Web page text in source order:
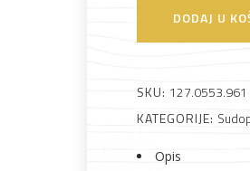
Rasvjeta
45
količina
DODAJ U
SKU: 127.0553.961
KATEGORIJE:
Opis